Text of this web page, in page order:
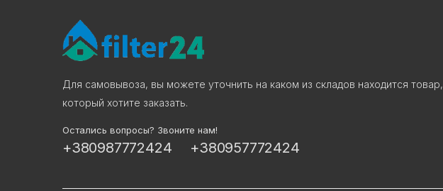
Для самовывоза, вы можете уточнить на каком из складов находится товар,
который хотите заказать.
Остались вопросы? Звоните нам!
+380987772424 +380957772424